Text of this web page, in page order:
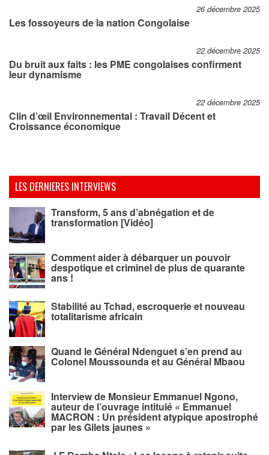
26 décembre 2025
Les fossoyeurs de la nation Congolaise
22 décembre 2025
Du bruit aux faits : les PME congolaises confirment
leur dynamisme
22 décembre 2025
Clin d’œil Environnemental : Travail Décent et
Croissance économique
LES DERNIERES INTERVIEWS
Transform, 5 ans d’abnégation et de
transformation [Vidéo]
Comment aider à débarquer un pouvoir
despotique et criminel de plus de quarante
ans !
Stabilité au Tchad, escroquerie et nouveau
totalitarisme africain
Quand le Général Ndenguet s’en prend au
Colonel Moussounda et au Général Mbaou
Interview de Monsieur Emmanuel Ngono,
auteur de l’ouvrage intitulé « Emmanuel
MACRON : Un président atypique apostrophé
par les Gilets jaunes »